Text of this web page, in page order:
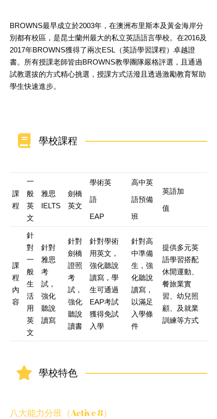
BROWNS最早成立於2003年，在澳洲布里斯本及黃金海岸分
別都有校區，是昆士蘭州最大的私立英語語言學校。在2016及
2017年BROWNS獲得了兩次ESL（英語學習課程）卓越證
書。所有授課老師皆由BROWNS教學團隊嚴格評選，且通過
試教選拔的方式精心挑選，授課方式活潑且透過激勵教育幫助
學生快速進步。
學校課程
課
程
一
般
英
文
雅思
IELTS
劍橋
英文
學術英
語
EAP
高中英
語預備
班
英語加
值
課
程
內
容
針
對
一
般
生
活
用
英
文
針對
雅思
考
試，
強化
聽說
讀寫
針對
劍橋
證照
考
試，
強化
聽說
讀書
針對學術
用英文，
強化聽說
讀寫，學
生可通過
EAP考試
獲得免試
入學
針對高
中準備
生，強
化聽說
讀寫，
以滿足
入學條
件
提供多元英
語學習搭配
休閒運動、
餐旅業實
習、幼兒照
顧、及就業
訓練等方式
學校特色
八大能力分班（Active 8）